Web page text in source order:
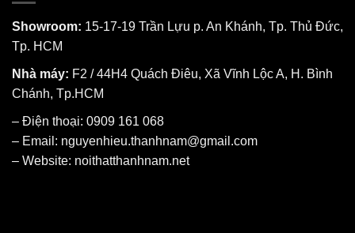
Showroom: 15-17-19 Trần Lựu p. An Khánh, Tp. Thủ Đức,
Tp. HCM
Nhà máy: F2 / 44H4 Quách Điêu, Xã Vĩnh Lộc A, H. Bình
Chánh, Tp.HCM
– Điện thoại: 0909 161 068
– Email: nguyenhieu.thanhnam@gmail.com
– Website: noithatthanhnam.net